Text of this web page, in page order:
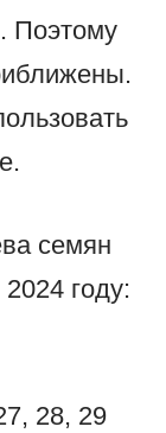
Поэтому
семян
году:
28, 29